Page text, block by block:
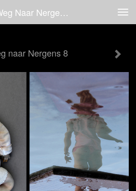
Grietje Bouman - Weg Naar Nergens 8
naar Nergens 8